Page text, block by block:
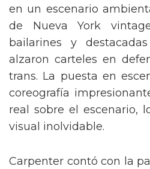
en un escenario
de Nueva York
bailarines y
alzaron carteles en
trans. La puesta en
coreografía
real sobre el escenario,
visual inolvidable.
Carpenter contó con la